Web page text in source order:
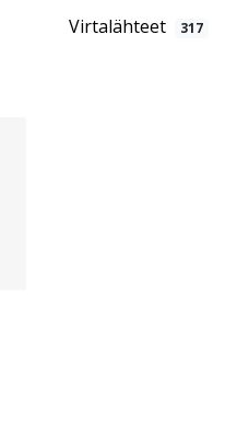
Virtalähteet 317